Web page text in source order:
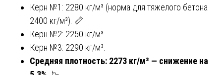
Керн №1: 2280 кг/м³ (норма для тяжелого бетона
2400 кг/м³). 📏
Керн №2: 2250 кг/м³.
Керн №3: 2290 кг/м³.
Средняя плотность: 2273 кг/м³ — снижение на